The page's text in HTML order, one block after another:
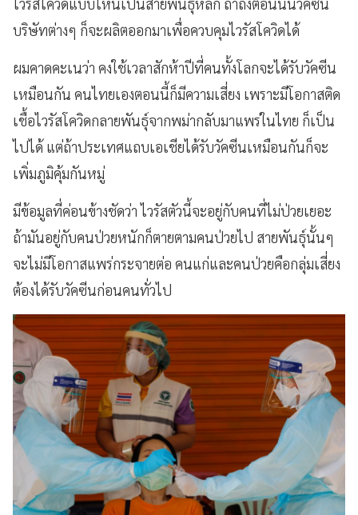
บริษัทต่างๆ ก็จะผลิตออกมาเพื่อควบคุมไวรัสโควิดได้
ผมคาดคะเนว่า คงใช้เวลาสักห้าปีที่คนทั้งโลกจะได้รับวัคซีน
เหมือนกัน คนไทยเองตอนนี้ก็มีความเสี่ยง เพราะมีโอกาสติด
เชื้อไวรัสโควิดกลายพันธุ์จากพม่ากลับมาแพร่ในไทย ก็เป็น
ไปได้ แต่ถ้าประเทศแถบเอเชียได้รับวัคซีนเหมือนกันก็จะ
เพิ่มภูมิคุ้มกันหมู่
มีข้อมูลที่ค่อนข้างชัดว่า ไวรัสตัวนี้จะอยู่กับคนที่ไม่ป่วยเยอะ
ถ้ามันอยู่กับคนป่วยหนักก็ตายตามคนป่วยไป สายพันธุ์นั้นๆ
จะไม่มีโอกาสแพร่กระจายต่อ คนแก่และคนป่วยคือกลุ่มเสี่ยง
ต้องได้รับวัคซีนก่อนคนทั่วไป